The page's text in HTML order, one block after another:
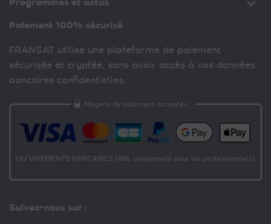
Paiement 100% sécurisé
FRANSAT utilise une plateforme de paiement
sécurisée et cryptée, sans avoir accès à vos données
bancaires confidentielles.
Suivez-nous sur :